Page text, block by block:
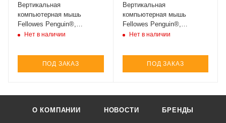
Вертикальная
компьютерная мышь
Fellowes Penguin®,
беспроводная, размер –
Нет в наличии
ПОД ЗАКАЗ
Вертикальная
компьютерная мышь
Fellowes Penguin®,
беспроводная, размер –
Нет в наличии
ПОД ЗАКАЗ
О КОМПАНИИ НОВОСТИ БРЕНДЫ